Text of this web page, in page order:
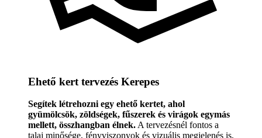
Ehető kert tervezés Kerepes
Segítek létrehozni egy ehető kertet, ahol
gyümölcsök, zöldségek, fűszerek és virágok egymás
mellett, összhangban élnek. A tervezésnél fontos a
talaj minősége, fényviszonyok és vizuális megjelenés is,